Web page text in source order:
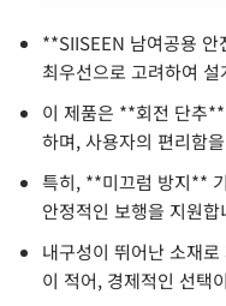
**SIISEEN 남여공용
최우선으로 고려하여
이 제품은 **회전 단추
하며, 사용자의 편리함
특히, **미끄럼 방지**
안정적인 보행을 지원
내구성이 뛰어난 소재
이 적어, 경제적인 선택